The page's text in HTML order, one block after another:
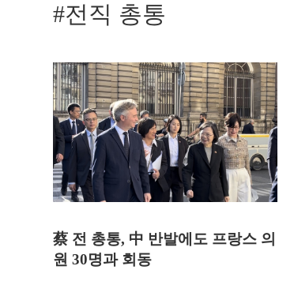
#전직 총통
蔡 전 총통, 中 반발에도 프랑스 의
원 30명과 회동